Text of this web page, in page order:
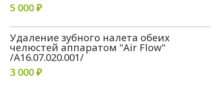
5 000 ₽
Удаление зубного налета обеих
челюстей аппаратом "Air Flow"
/A16.07.020.001/
3 000 ₽